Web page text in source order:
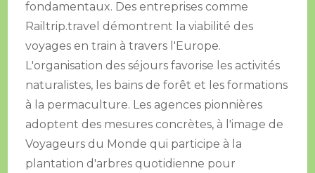
fondamentaux. Des entreprises comme
Railtrip.travel démontrent la viabilité des
voyages en train à travers l'Europe.
L'organisation des séjours favorise les activités
naturalistes, les bains de forêt et les formations
à la permaculture. Les agences pionnières
adoptent des mesures concrètes, à l'image de
Voyageurs du Monde qui participe à la
plantation d'arbres quotidienne pour